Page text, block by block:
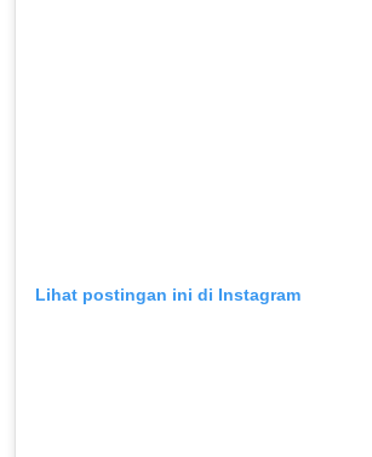
Lihat postingan ini di Instagram